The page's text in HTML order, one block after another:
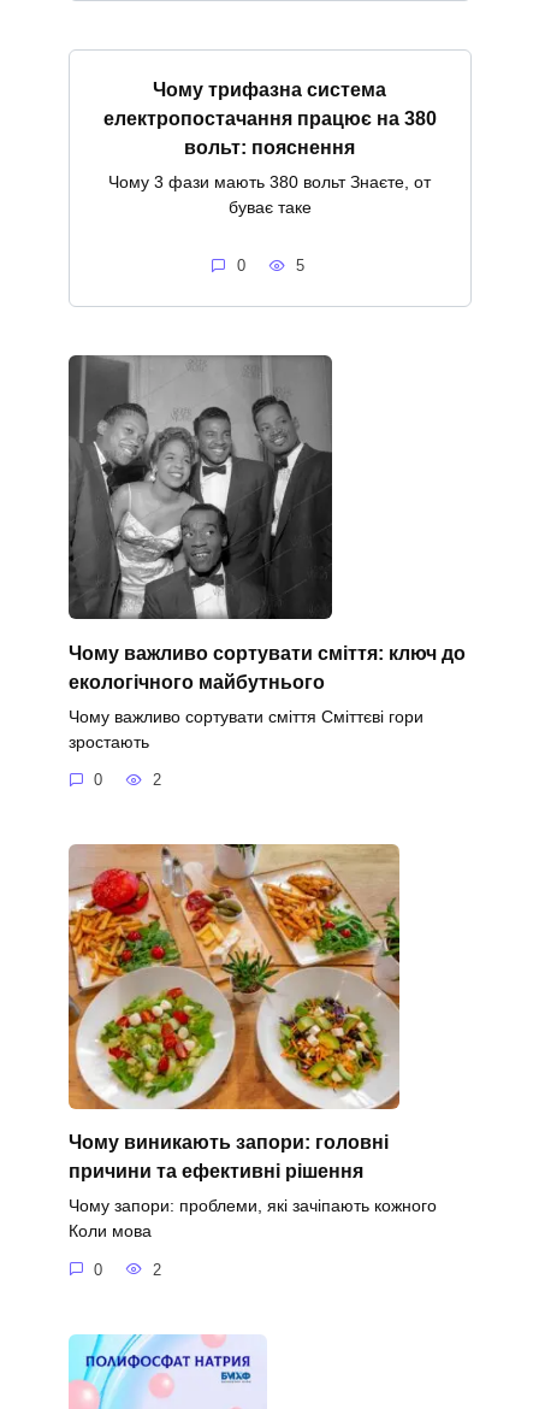
Чому трифазна система
електропостачання працює на 380
вольт: пояснення
Чому 3 фази мають 380 вольт Знаєте, от
буває таке
0 5
Чому важливо сортувати сміття: ключ до
екологічного майбутнього
Чому важливо сортувати сміття Сміттєві гори
зростають
0 2
Чому виникають запори: головні
причини та ефективні рішення
Чому запори: проблеми, які зачіпають кожного
Коли мова
0 2